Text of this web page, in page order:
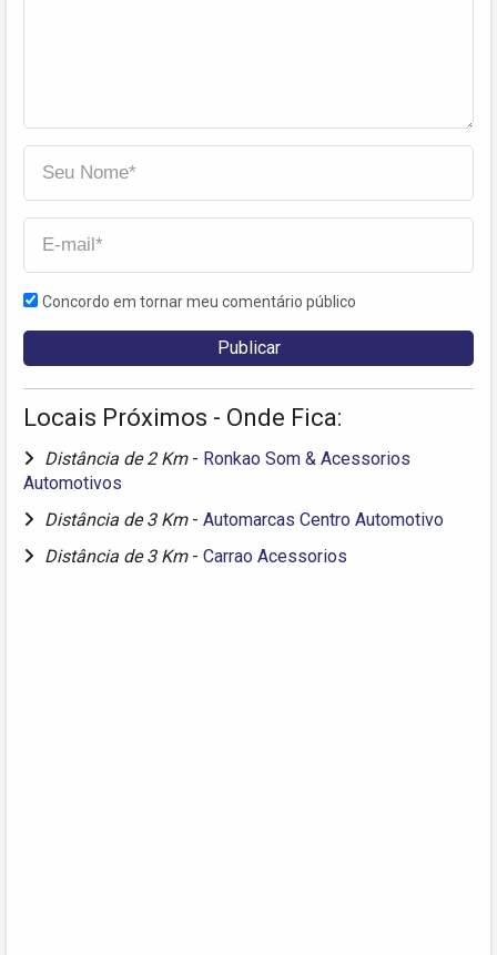
Concordo em tornar meu comentário público
Locais Próximos - Onde Fica:
Distância de 2 Km - Ronkao Som & Acessorios
Automotivos
Distância de 3 Km - Automarcas Centro Automotivo
Distância de 3 Km - Carrao Acessorios